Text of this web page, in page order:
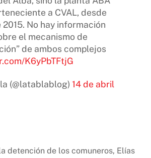
a CVAL, desde
No hay información
el mecanismo de
de ambos complejos
K6yPbTFtjG
(@latablablog)14 de abril
detención de los comuneros, Elías